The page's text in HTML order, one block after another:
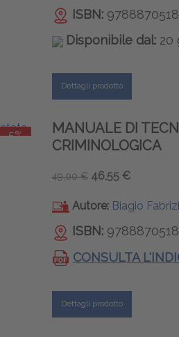
ISBN:
Disponibile dal: 20
Dettagli prodotto
-5%
MANUALE DI
CRIMINOLOGICA
49,00 € 46,55 €
Autore: Biagio
ISBN:
CONSULTA
Dettagli prodotto